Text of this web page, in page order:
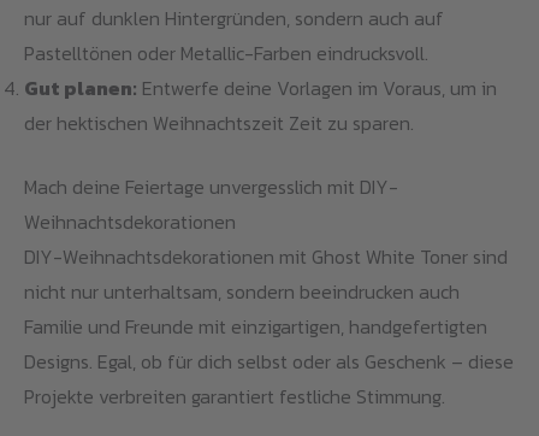
nur auf dunklen Hintergründen, sondern auch auf
Pastelltönen oder Metallic-Farben eindrucksvoll.
Gut planen: Entwerfe deine Vorlagen im Voraus, um in
der hektischen Weihnachtszeit Zeit zu sparen.
Mach deine Feiertage unvergesslich mit DIY-
Weihnachtsdekorationen
DIY-Weihnachtsdekorationen mit Ghost White Toner sind
nicht nur unterhaltsam, sondern beeindrucken auch
Familie und Freunde mit einzigartigen, handgefertigten
Designs. Egal, ob für dich selbst oder als Geschenk – diese
Projekte verbreiten garantiert festliche Stimmung.